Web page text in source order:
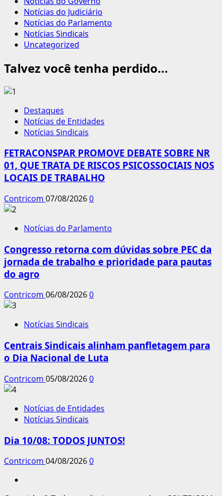
Notícias do Judiciário
Notícias do Parlamento
Notícias Sindicais
Uncategorized
Talvez você tenha perdido...
Destaques
Notícias de Entidades
Notícias Sindicais
FETRACONSPAR PROMOVE DEBATE SOBRE NR
01, QUE TRATA DE RISCOS PSICOSSOCIAIS NOS
LOCAIS DE TRABALHO
Contricom 07/08/20260
Notícias do Parlamento
Congresso retorna com dúvidas sobre PEC da
jornada de trabalho e prioridade para pautas
do agro
Contricom 06/08/20260
Notícias Sindicais
Centrais Sindicais alinham panfletagem para
o Dia Nacional de Luta
Contricom 05/08/20260
Notícias de Entidades
Notícias Sindicais
Dia 10/08: TODOS JUNTOS!
Contricom 04/08/20260